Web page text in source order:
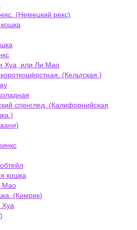
(Немецкий рекс)
Хуа, или Ли Мао
(Кельтская.)
спенглед. (Калифорнийская
кошка
Мао
(Кимрик)
Хуа